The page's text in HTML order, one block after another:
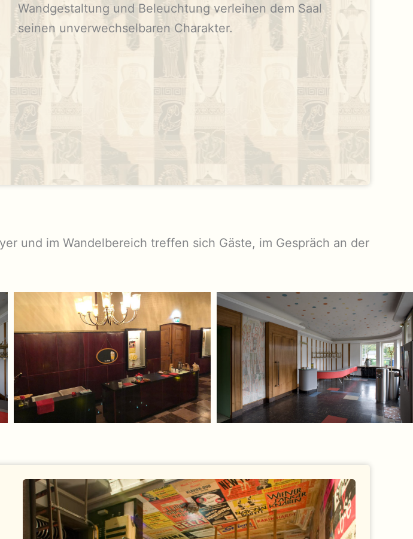
Wandgestaltung und Beleuchtung verleihen dem Saal
seinen unverwechselbaren Charakter.
und im Wandelbereich treffen sich Gäste, im Gespräch an der